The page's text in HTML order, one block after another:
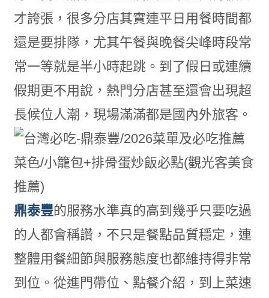
才誇張，很多分店其實連平日用餐時間都
還是要排隊，尤其午餐與晚餐尖峰時段常
常一等就是半小時起跳。到了假日或連續
假期更不用說，熱門分店甚至還會出現超
長候位人潮，現場滿滿都是國內外旅客。
鼎泰豐的服務水準真的高到幾乎只要吃過
的人都會稱讚，不只是餐點品質穩定，連
整體用餐細節與服務態度也都維持得非常
到位。從進門帶位、點餐介紹，到上菜速